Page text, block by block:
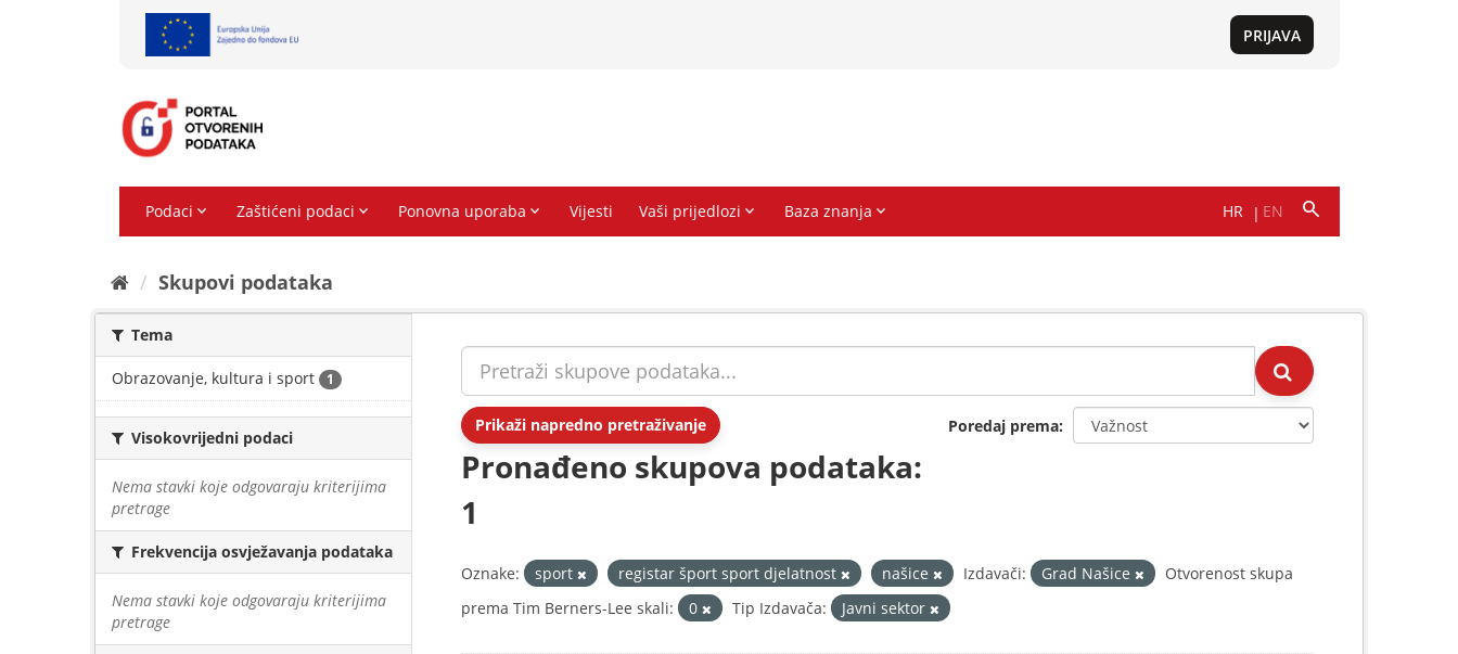
Skupovi podаtаkа
Tema
Obrazovanje, kultura i sport 1
Visokovrijedni podaci
Nema stavki koje odgovaraju kriterijima
pretrage
Frekvencija osvježavanja podataka
Nema stavki koje odgovaraju kriterijima
pretrage
Prikaži napredno pretraživanje Poredaj prema
Pronađeno skupova podataka:
1
Oznake: sport registar šport sport djelatnost našice Izdavači: Grad Našice
Otvorenost skupa
prema Tim Berners-Lee skali:
0 Tip Izdavača: Javni sektor